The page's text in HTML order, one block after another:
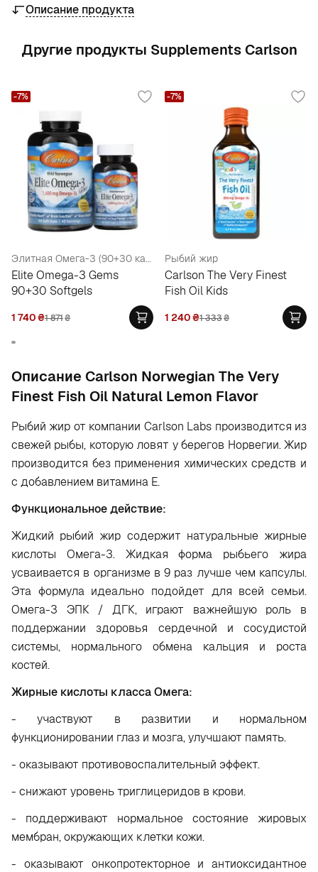
Описание продукта
Другие продукты Supplements Carlson
Элитная Омега-3 (90+30 капсул)
Elite Omega-3 Gems
90+30 Softgels
1 740₴1 871₴
-7%
Рыбий жир
Carlson The Very Finest
Fish Oil Kids
1 240₴1 333₴
-7%
Oписание Carlson Norwegian The Very
Finest Fish Oil Natural Lemon Flavor
Рыбий жир от компании Carlson Labs производится из
свежей рыбы, которую ловят у берегов Норвегии. Жир
производится без применения химических средств и
с добавлением витамина Е.
Функциональное действие:
Жидкий рыбий жир содержит натуральные жирные
кислоты Омега-3. Жидкая форма рыбьего жира
усваивается в организме в 9 раз лучше чем капсулы.
Эта формула идеально подойдет для всей семьи.
Омега-3 ЭПК / ДГК, играют важнейшую роль в
поддержании здоровья сердечной и сосудистой
системы, нормального обмена кальция и роста
костей.
Жирные кислоты класса Омега:
- участвуют в развитии и нормальном
функционировании глаз и мозга, улучшают память.
- оказывают противовоспалительный эффект.
- снижают уровень триглицеридов в крови.
- поддерживают нормальное состояние жировых
мембран, окружающих клетки кожи.
- оказывают онкопротекторное и антиоксидантное